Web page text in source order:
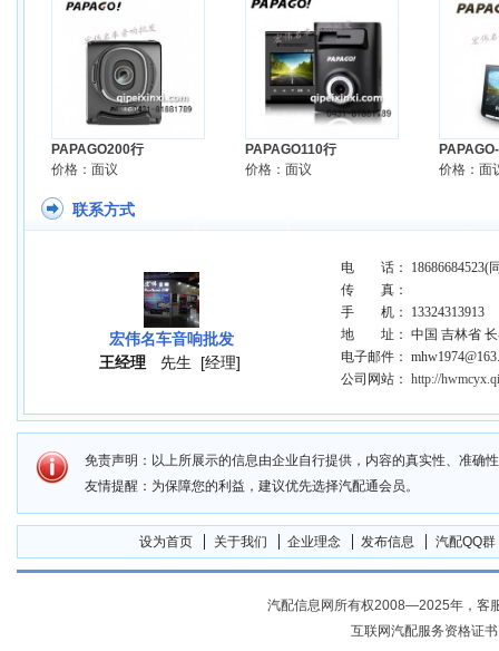
PAPAGO200行
价格：面议
PAPAGO110行
价格：面议
价格：面
联系方式
宏伟名车音响批发
王经理
先生 [经理]
电 话： 18686684523(
传 真：
手 机： 13324313913
地 址： 中国 吉林省 长
电子邮件：
公司网站：http://
免责声明：以上所展示的信息由企业自行提供，内容的真实性、准确
友情提醒：为保障您的利益，建议优先选择汽配通会员。
设为首页 关于我们 企业理念 发布信息 汽配QQ群
汽配信息网所有权2008—2025年，客
互联网汽配服务资格证